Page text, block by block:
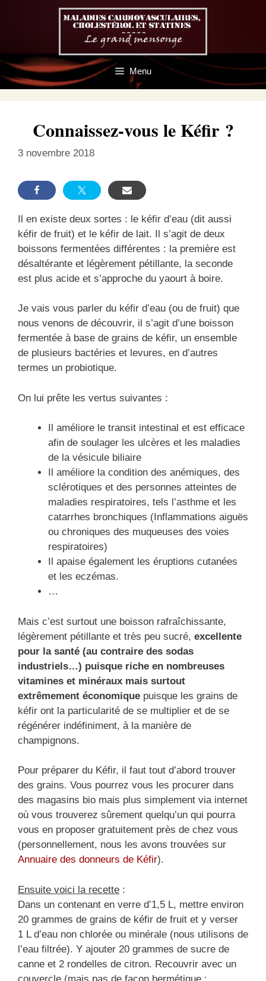
Menu
Connaissez-vous le Kéfir ?
3 novembre 2018
Il en existe deux sortes : le kéfir d’eau (dit aussi
kéfir de fruit) et le kéfir de lait. Il s’agit de deux
boissons fermentées différentes : la première est
désaltérante et légèrement pétillante, la seconde
est plus acide et s’approche du yaourt à boire.
Je vais vous parler du kéfir d’eau (ou de fruit) que
nous venons de découvrir, il s’agit d’une boisson
fermentée à base de grains de kéfir, un ensemble
de plusieurs bactéries et levures, en d’autres
termes un probiotique.
On lui prête les vertus suivantes :
Il améliore le transit intestinal et est efficace
afin de soulager les ulcères et les maladies
de la vésicule biliaire
Il améliore la condition des anémiques, des
sclérotiques et des personnes atteintes de
maladies respiratoires, tels l’asthme et les
catarrhes bronchiques (Inflammations aiguës
ou chroniques des muqueuses des voies
respiratoires)
Il apaise également les éruptions cutanées
et les eczémas.
…
Mais c’est surtout une boisson rafraîchissante,
légèrement pétillante et très peu sucré, excellente
pour la santé (au contraire des sodas
industriels…) puisque riche en nombreuses
vitamines et minéraux mais surtout
extrêmement économique puisque les grains de
kéfir ont la particularité de se multiplier et de se
régénérer indéfiniment, à la manière de
champignons.
Pour préparer du Kéfir, il faut tout d’abord trouver
des grains. Vous pourrez vous les procurer dans
des magasins bio mais plus simplement via internet
où vous trouverez sûrement quelqu’un qui pourra
vous en proposer gratuitement près de chez vous
(personnellement, nous les avons trouvées sur
Annuaire des donneurs de Kéfir).
Ensuite voici la recette :
Dans un contenant en verre d’1,5 L, mettre environ
20 grammes de grains de kéfir de fruit et y verser
1 L d’eau non chlorée ou minérale (nous utilisons de
l’eau filtrée). Y ajouter 20 grammes de sucre de
canne et 2 rondelles de citron. Recouvrir avec un
couvercle (mais pas de façon hermétique :